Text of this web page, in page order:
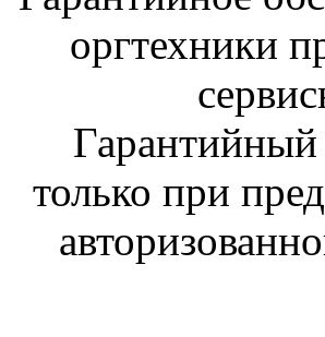
оргтехники
Гарантийный
только при